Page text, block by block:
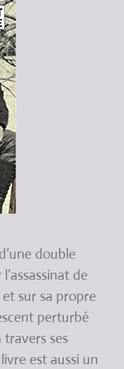
double
de
et sur sa propre
perturbé
travers ses
est aussi un